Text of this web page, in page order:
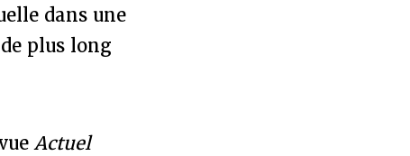
dans une
plus long
Actuel